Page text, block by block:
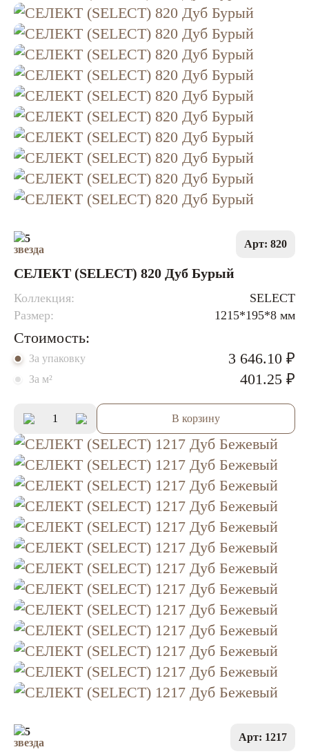
5 Арт: 820
СЕЛЕКТ (SELECT) 820 Дуб Бурый
Коллекция:
SELECT
Размер:
1215*195*8 мм
Стоимость:
За упаковку 3 646.10 ₽
За м² 401.25 ₽
В корзину
5 Арт: 1217